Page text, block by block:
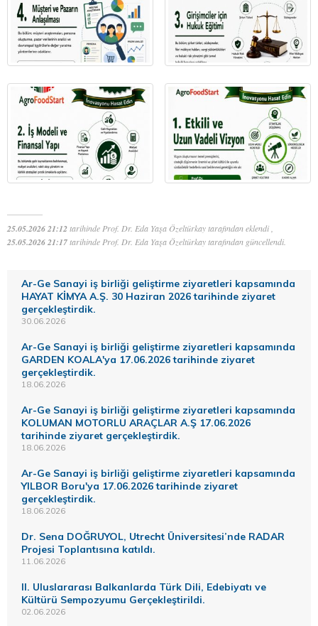
25.05.2026 21:12tarihinde Prof. Dr. Eda Yaşa Özeltürkay tarafından eklendi ,
25.05.2026 21:17tarihinde Prof. Dr. Eda Yaşa Özeltürkay tarafından güncellendi.
Ar-Ge Sanayi iş birliği geliştirme ziyaretleri kapsamında
HAYAT KİMYA A.Ş. 30 Haziran 2026 tarihinde ziyaret
gerçekleştirdik.
30.06.2026
Ar-Ge Sanayi iş birliği geliştirme ziyaretleri kapsamında
GARDEN KOALA'ya 17.06.2026 tarihinde ziyaret
gerçekleştirdik.
18.06.2026
Ar-Ge Sanayi iş birliği geliştirme ziyaretleri kapsamında
KOLUMAN MOTORLU ARAÇLAR A.Ş 17.06.2026
tarihinde ziyaret gerçekleştirdik.
18.06.2026
Ar-Ge Sanayi iş birliği geliştirme ziyaretleri kapsamında
YILBOR Boru'ya 17.06.2026 tarihinde ziyaret
gerçekleştirdik.
18.06.2026
Dr. Sena DOĞRUYOL, Utrecht Üniversitesi’nde RADAR
Projesi Toplantısına katıldı.
11.06.2026
II. Uluslararası Balkanlarda Türk Dili, Edebiyatı ve
Kültürü Sempozyumu Gerçekleştirildi.
02.06.2026